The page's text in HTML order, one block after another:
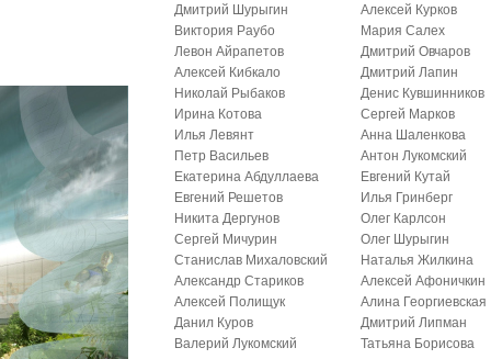
Дмитрий Шурыгин
Виктория Раубо
Левон Айрапетов
Алексей Кибкало
Николай Рыбаков
Ирина Котова
Илья Левянт
Петр Васильев
Екатерина Абдуллаева
Евгений Решетов
Никита Дергунов
Сергей Мичурин
Станислав Михаловский
Александр Стариков
Алексей Полищук
Данил Куров
Валерий Лукомский
Алексей Курков
Мария Салех
Дмитрий Овчаров
Дмитрий Лапин
Денис Кувшинников
Сергей Марков
Анна Шаленкова
Антон Лукомский
Евгений Кутай
Илья Гринберг
Олег Карлсон
Олег Шурыгин
Наталья Жилкина
Алексей Афоничкин
Алина Георгиевская
Дмитрий Липман
Татьяна Борисова